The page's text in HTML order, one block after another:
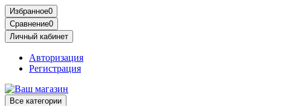
Избранное0
Сравнение0
Личный кабинет
Авторизация
Регистрация
Все категории